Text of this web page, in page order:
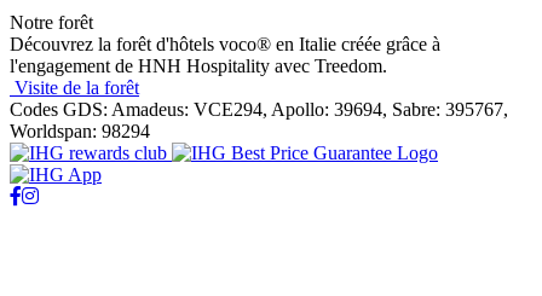
Notre forêt
Découvrez la forêt d'hôtels voco® en Italie créée grâce à
l'engagement de HNH Hospitality avec Treedom.
Visite de la forêt
Codes GDS: Amadeus: VCE294, Apollo: 39694, Sabre: 395767,
Worldspan: 98294